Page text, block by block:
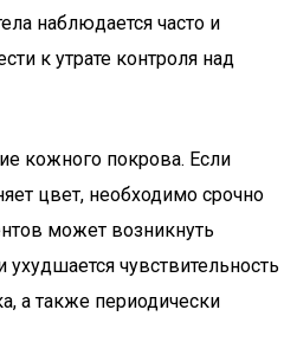
наблюдается часто и
к утрате контроля над
кожного покрова. Если
цвет, необходимо срочно
может возникнуть
ухудшается чувствительность
а также периодически